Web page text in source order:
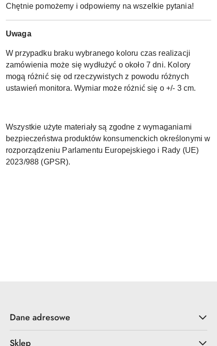
Chętnie pomożemy i odpowiemy na wszelkie pytania!
Uwaga
W przypadku braku wybranego koloru czas realizacji
zamówienia może się wydłużyć o około 7 dni. Kolory
mogą różnić się od rzeczywistych z powodu różnych
ustawień monitora. Wymiar może różnić się o +/- 3 cm.
Wszystkie użyte materiały są zgodne z wymaganiami
bezpieczeństwa produktów konsumenckich określonymi w
rozporządzeniu Parlamentu Europejskiego i Rady (UE)
2023/988 (GPSR).
Dane adresowe
Sklep